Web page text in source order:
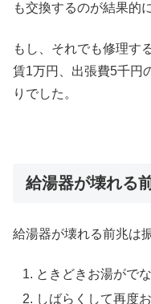
も交換するのが結果的
もし、それでも修理す
賃1万円、出張費5千円
りでした。
給湯器が壊れる
給湯器が壊れる前兆は
ときどきお湯がで
しばらくして再度